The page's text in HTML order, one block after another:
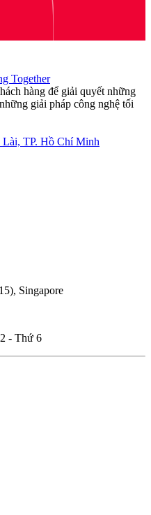
Together
hàng để giải quyết những
giải pháp công nghệ tối
TP. Hồ Chí Minh
Singapore
- Thứ 6